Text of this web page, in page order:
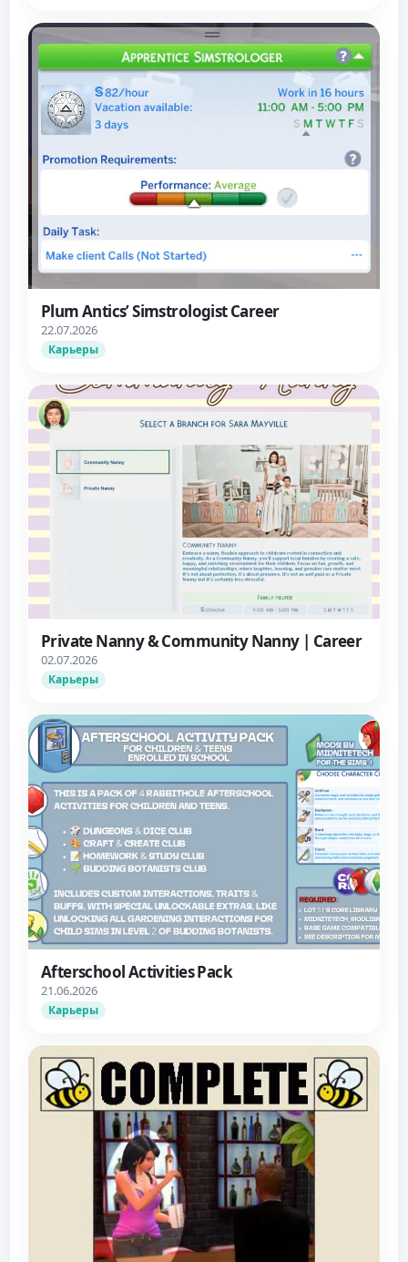
Plum Antics’ Simstrologist Career
22.07.2026
Карьеры
Private Nanny & Community Nanny | Career
02.07.2026
Карьеры
Afterschool Activities Pack
21.06.2026
Карьеры